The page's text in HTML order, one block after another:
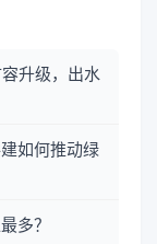
升级，出水
如何推动绿
多？